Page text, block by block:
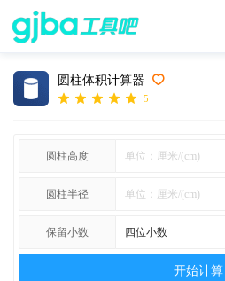
圆柱体积计算器
5
圆柱高度
圆柱半径
保留小数
开始计算